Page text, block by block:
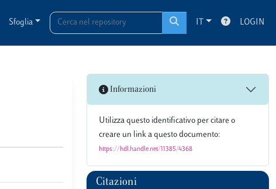
Sfoglia IT LOGIN
Informazioni
Utilizza questo identificativo per citare o
creare un link a questo documento:
https://hdl.handle.net/11385/4368
Citazioni